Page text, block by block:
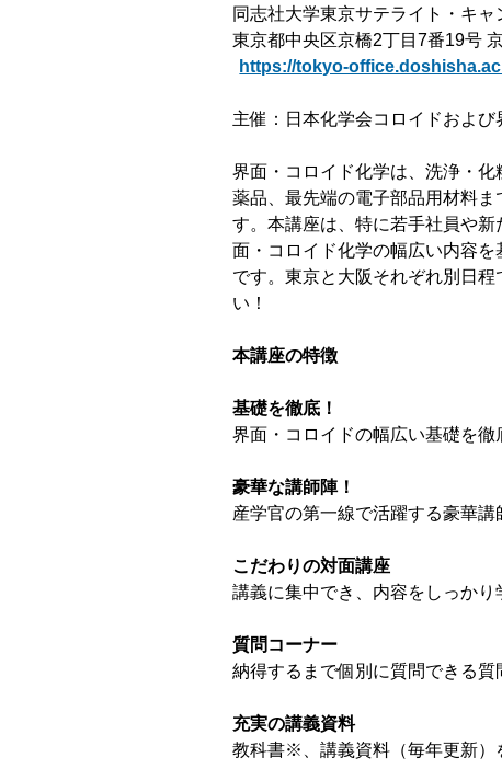
同志社大学東京サテライト・キャ
東京都中央区京橋2丁目7番19号
https://tokyo-
主催：日本化学会コロイドおよび
界面・コロイド化学は、洗浄・
薬品、最先端の電子部品用材料
す。本講座は、特に若手社員や
面・コロイド化学の幅広い内容
です。東京と大阪それぞれ別日
い！
本講座の特徴
基礎を徹底！
界面・コロイドの幅広い基礎を徹
豪華な講師陣！
産学官の第一線で活躍する豪華講
こだわりの対面講座
講義に集中でき、内容をしっかり
質問コーナー
納得するまで個別に質問できる質
充実の講義資料
教科書※ 、講義資料（毎年更新）